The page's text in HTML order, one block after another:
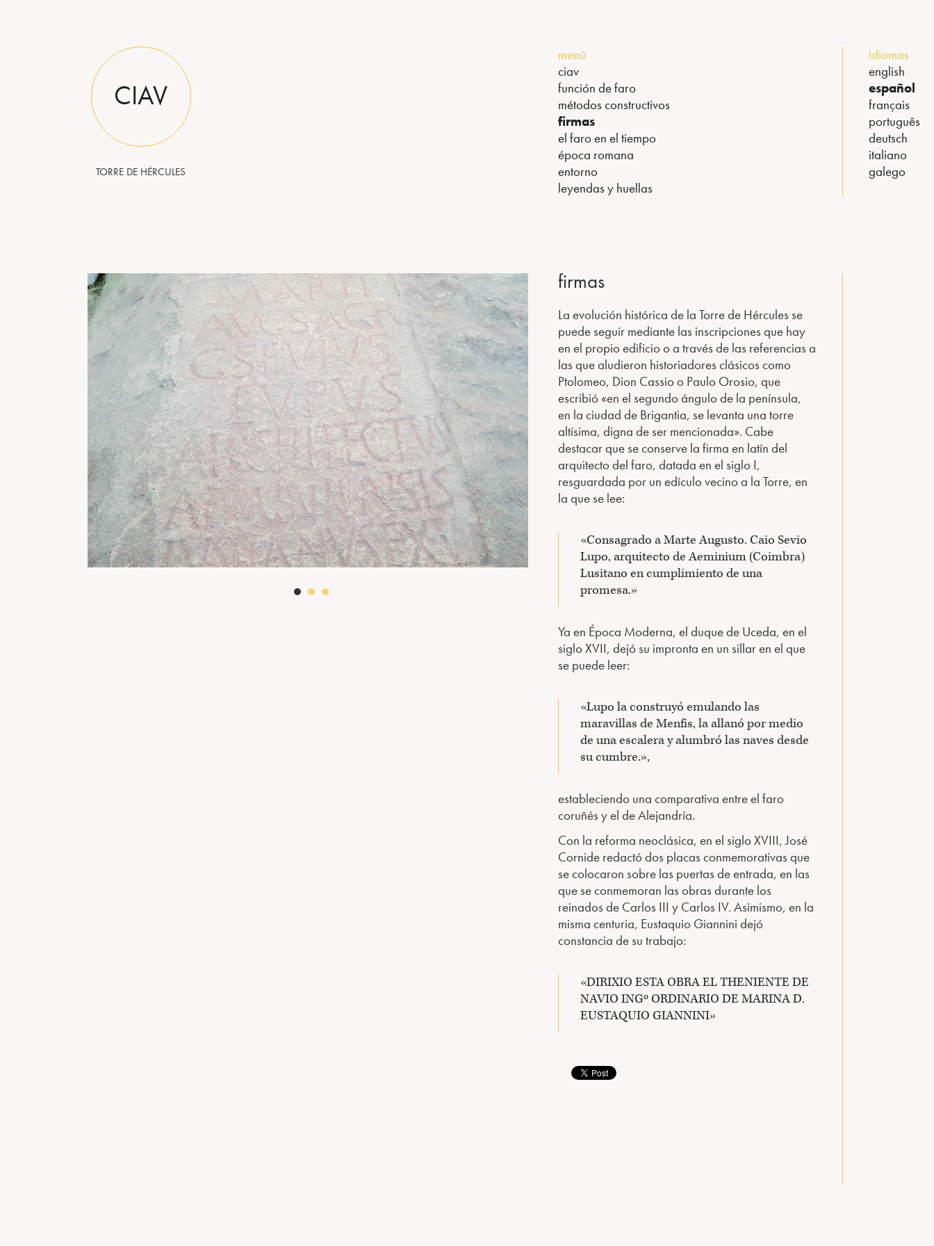
CIAV
TORRE DE HÉRCULES
menú
ciav
función de faro
métodos constructivos
firmas
el faro en el tiempo
época romana
entorno
leyendas y huellas
idiomas
english
español
français
português
deutsch
italiano
galego
firmas
La evolución histórica de la Torre de Hércules se
puede seguir mediante las inscripciones que hay
en el propio edificio o a través de las referencias a
las que aludieron historiadores clásicos como
Ptolomeo, Dion Cassio o Paulo Orosio, que
escribió «en el segundo ángulo de la península,
en la ciudad de Brigantia, se levanta una torre
altísima, digna de ser mencionada». Cabe
destacar que se conserve la firma en latín del
arquitecto del faro, datada en el siglo I,
resguardada por un edículo vecino a la Torre, en
la que se lee:
«Consagrado a Marte Augusto. Caio Sevio
Lupo, arquitecto de Aeminium (Coimbra)
Lusitano en cumplimiento de una
promesa.»
Ya en Época Moderna, el duque de Uceda, en el
siglo XVII, dejó su impronta en un sillar en el que
se puede leer:
«Lupo la construyó emulando las
maravillas de Menfis, la allanó por medio
de una escalera y alumbró las naves desde
su cumbre.»,
estableciendo una comparativa entre el faro
coruñés y el de Alejandría.
Con la reforma neoclásica, en el siglo XVIII, José
Cornide redactó dos placas conmemorativas que
se colocaron sobre las puertas de entrada, en las
que se conmemoran las obras durante los
reinados de Carlos III y Carlos IV. Asimismo, en la
misma centuria, Eustaquio Giannini dejó
constancia de su trabajo:
«DIRIXIO ESTA OBRA EL THENIENTE DE
NAVIO INGº ORDINARIO DE MARINA D.
EUSTAQUIO GIANNINI»